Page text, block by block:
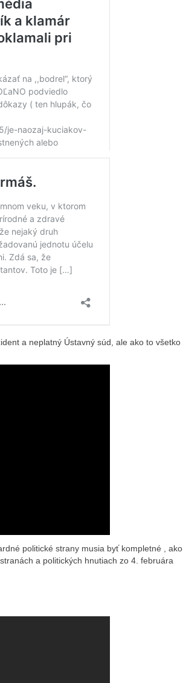
a neplatný Ústavný súd, ale ako to všetko
politické strany musia byť kompletné , ako
a politických hnutiach zo 4. februára